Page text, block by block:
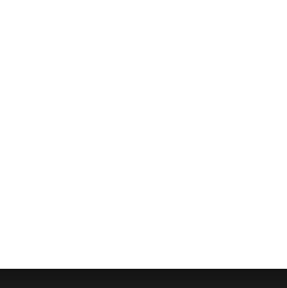
EDECEK GENÇLERİMİZİ